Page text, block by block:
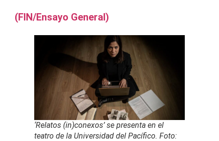
(FIN/Ensayo General)
‘Relatos (in)conexos’ se presenta en el
teatro de la Universidad del Pacífico. Foto: